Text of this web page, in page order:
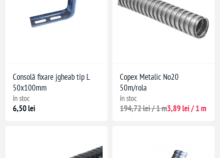
Consolă fixare jgheab tip L
50x100mm
în stoc
6,50 lei
Copex Metalic No20
50m/rola
în stoc
194,72 lei / 1 m3,89 lei / 1 m